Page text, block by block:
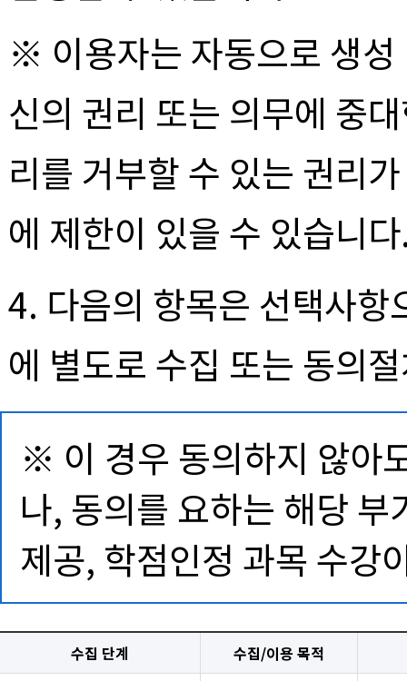
※ 이용자는 자동으로 생성
신의 권리 또는 의무에 중
리를 거부할 수 있는 권리
에 제한이 있을 수 있습니
4. 다음의 항목은 선택사항
에 별도로 수집 또는 동의
※ 이 경우 동의하지 않아
나, 동의를 요하는 해당
제공, 학점인정 과목 수강
수집 단계 수집/이용 목적